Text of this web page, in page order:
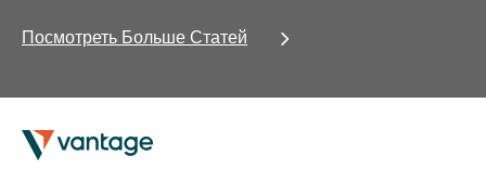
Посмотреть Больше Статей